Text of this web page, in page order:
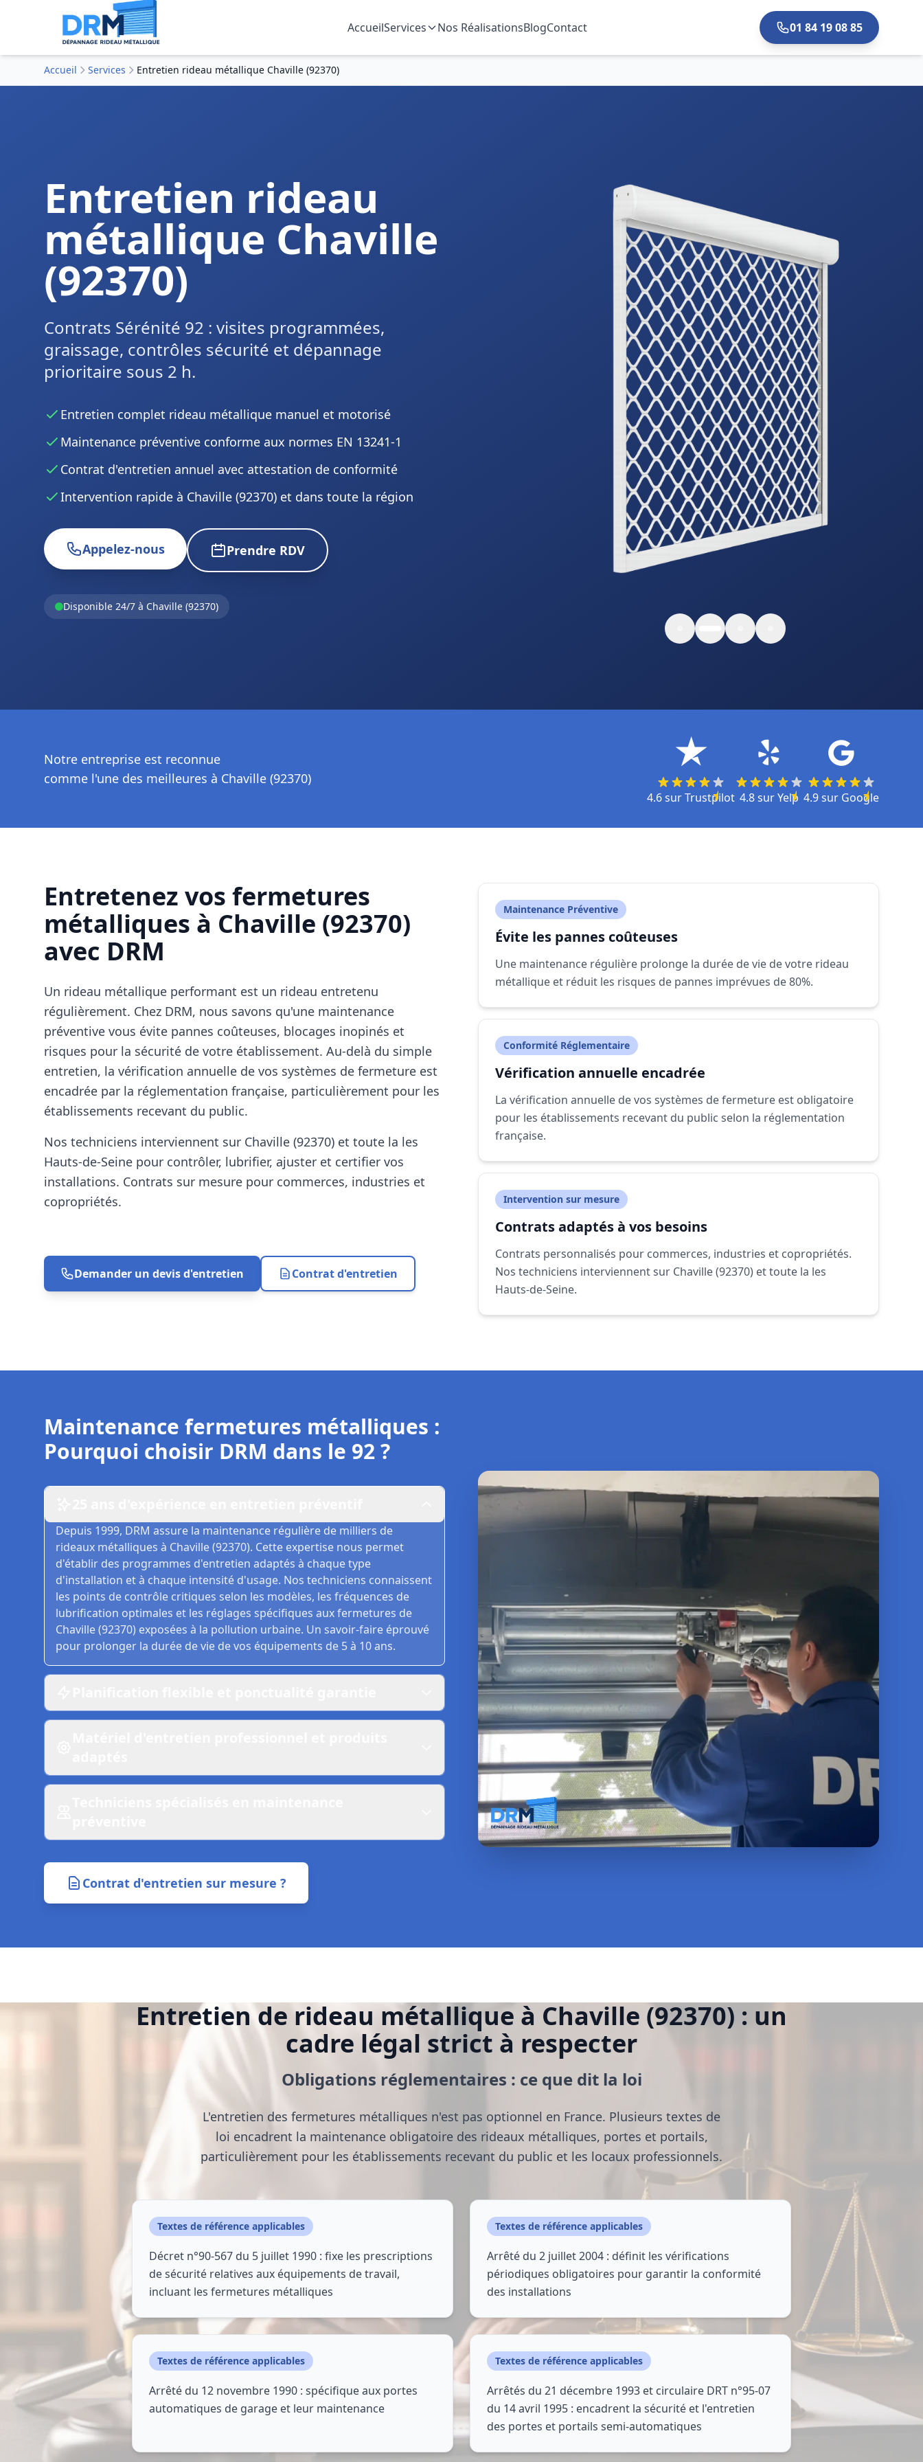
AccueilServices Nos RéalisationsBlogContact 01 84 19 08 85
Accueil Services Entretien rideau métallique Chaville (92370)
Entretien rideau
métallique Chaville
(92370)
Contrats Sérénité 92 : visites programmées,
graissage, contrôles sécurité et dépannage
prioritaire sous 2 h.
Entretien complet rideau métallique manuel et motorisé
Maintenance préventive conforme aux normes EN 13241-1
Contrat d'entretien annuel avec attestation de conformité
Intervention rapide à Chaville (92370) et dans toute la région
Appelez-nous Prendre RDV
Disponible 24/7 à Chaville (92370)
Notre entreprise est reconnue
comme l'une des meilleures à Chaville (92370)
4.6surTrustpilot 4.8surYelp 4.9sur Google
Entretenez vos fermetures
métalliques à Chaville (92370)
avec DRM
Un rideau métallique performant est un rideau entretenu
régulièrement. Chez DRM, nous savons qu'une maintenance
préventive vous évite pannes coûteuses, blocages inopinés et
risques pour la sécurité de votre établissement. Au-delà du simple
entretien, la vérification annuelle de vos systèmes de fermeture est
encadrée par la réglementation française, particulièrement pour les
établissements recevant du public.
Nos techniciens interviennent sur Chaville (92370) et toute la les
Hauts-de-Seine pour contrôler, lubrifier, ajuster et certifier vos
installations. Contrats sur mesure pour commerces, industries et
copropriétés.
Demander un devis d'entretien Contrat d'entretien
Maintenance Préventive
Évite les pannes coûteuses
Une maintenance régulière prolonge la durée de vie de votre rideau
métallique et réduit les risques de pannes imprévues de 80%.
Conformité Réglementaire
Vérification annuelle encadrée
La vérification annuelle de vos systèmes de fermeture est obligatoire
pour les établissements recevant du public selon la réglementation
française.
Intervention sur mesure
Contrats adaptés à vos besoins
Contrats personnalisés pour commerces, industries et copropriétés.
Nos techniciens interviennent sur Chaville (92370) et toute la les
Hauts-de-Seine.
Maintenance fermetures métalliques :
Pourquoi choisir DRM dans le 92 ?
Depuis 1999, DRM assure la maintenance régulière de milliers de
rideaux métalliques à Chaville (92370). Cette expertise nous permet
d'établir des programmes d'entretien adaptés à chaque type
d'installation et à chaque intensité d'usage. Nos techniciens connaissent
les points de contrôle critiques selon les modèles, les fréquences de
lubrification optimales et les réglages spécifiques aux fermetures de
Chaville (92370) exposées à la pollution urbaine. Un savoir-faire éprouvé
pour prolonger la durée de vie de vos équipements de 5 à 10 ans.
Contrat d'entretien sur mesure ?
Entretien de rideau métallique à Chaville (92370) : un
cadre légal strict à respecter
Obligations réglementaires : ce que dit la loi
L'entretien des fermetures métalliques n'est pas optionnel en France. Plusieurs textes de
loi encadrent la maintenance obligatoire des rideaux métalliques, portes et portails,
particulièrement pour les établissements recevant du public et les locaux professionnels.
Textes de référence applicables
Décret n°90-567 du 5 juillet 1990 : fixe les prescriptions
de sécurité relatives aux équipements de travail,
incluant les fermetures métalliques
Textes de référence applicables
Arrêté du 2 juillet 2004 : définit les vérifications
périodiques obligatoires pour garantir la conformité
des installations
Textes de référence applicables
Arrêté du 12 novembre 1990 : spécifique aux portes
automatiques de garage et leur maintenance
Textes de référence applicables
Arrêtés du 21 décembre 1993 et circulaire DRT n°95-07
du 14 avril 1995 : encadrent la sécurité et l'entretien
des portes et portails semi-automatiques